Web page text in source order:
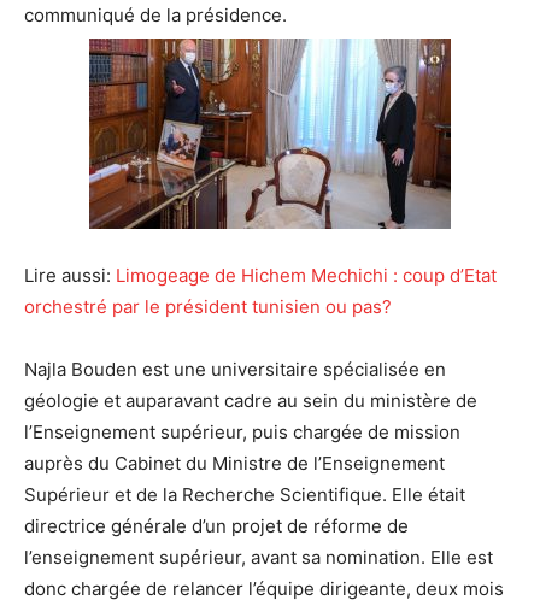
communiqué de la présidence.
Lire aussi: Limogeage de Hichem Mechichi : coup d’Etat
orchestré par le président tunisien ou pas?
Najla Bouden est une universitaire spécialisée en
géologie et auparavant cadre au sein du ministère de
l’Enseignement supérieur, puis chargée de mission
auprès du Cabinet du Ministre de l’Enseignement
Supérieur et de la Recherche Scientifique. Elle était
directrice générale d’un projet de réforme de
l’enseignement supérieur, avant sa nomination. Elle est
donc chargée de relancer l’équipe dirigeante, deux mois